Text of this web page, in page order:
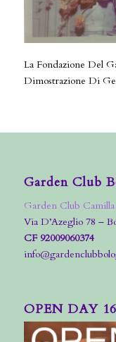
La Fondazione Del
Dimostrazione Di
Garden Club
Garden Club Camilla
Via D’Azeglio 78 –
CF 92009060374
OPEN DAY